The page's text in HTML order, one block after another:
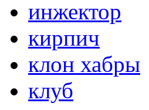
инжектор
кирпич
клон хабры
клуб